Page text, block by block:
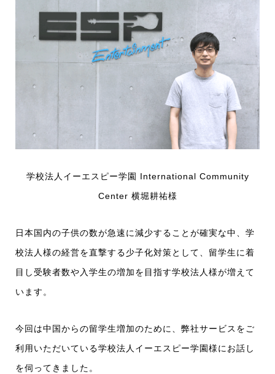
学校法人イーエスピー学園 International Community
Center 横堀耕祐様
日本国内の子供の数が急速に減少することが確実な中、学
校法人様の経営を直撃する少子化対策として、留学生に着
目し受験者数や入学生の増加を目指す学校法人様が増えて
います。
今回は中国からの留学生増加のために、弊社サービスをご
利用いただいている学校法人イーエスピー学園様にお話し
を伺ってきました。